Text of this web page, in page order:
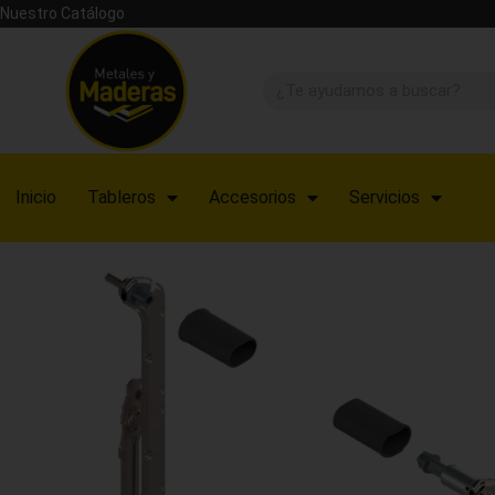
Nuestro Catálogo
Inicio Tableros Accesorios Servicios